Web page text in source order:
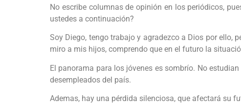
No escribe columnas de opinión en los periódicos,
ustedes a continuación?
Soy Diego, tengo trabajo y agradezco a Dios por
miro a mis hijos, comprendo que en el futuro la
El panorama para los jóvenes es sombrío. No
desempleados del país.
Ademas, hay una pérdida silenciosa, que afectará su